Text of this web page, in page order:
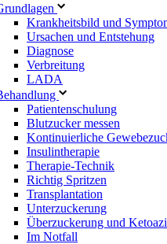
Krankheitsbild und
Ursachen und Entstehung
Diagnose
Verbreitung
LADA
Patientenschulung
Blutzucker messen
Kontinuierliche
Insulintherapie
Therapie-Technik
Richtig Spritzen
Transplantation
Unterzuckerung
Überzuckerung und
Im Notfall